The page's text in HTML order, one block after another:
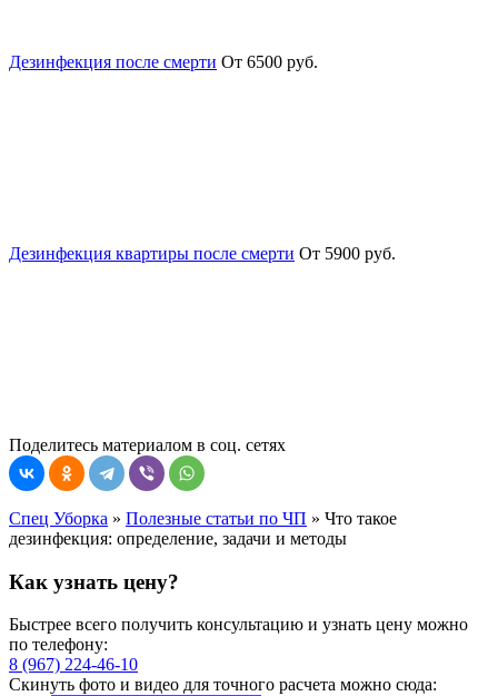
Дезинфекция после смерти От 6500 руб.
Дезинфекция квартиры после смерти От 5900 руб.
Поделитесь материалом в соц. сетях
Спец Уборка » Полезные статьи по ЧП » Что такое
дезинфекция: определение, задачи и методы
Как узнать цену?
Быстрее всего получить консультацию и узнать цену можно
по телефону:
8 (967) 224-46-10
Скинуть фото и видео для точного расчета можно сюда: